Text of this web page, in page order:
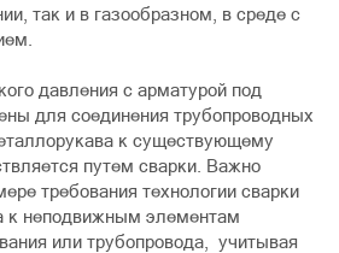
так и в газообразном, в среде с
давления с арматурой под
для соединения трубопроводных
к существующему
путем сварки. Важно
требования технологии сварки
к неподвижным элементам
или трубопровода, учитывая